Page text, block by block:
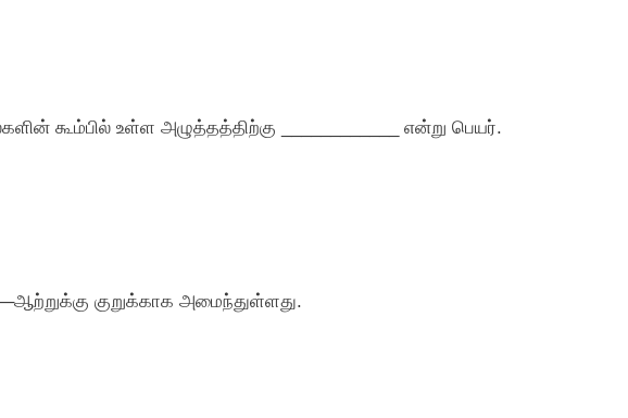
கூம்பில் உள்ள அழுத்தத்திற்கு ____________ என்று பெயர்.
குறுக்காக அமைந்துள்ளது.